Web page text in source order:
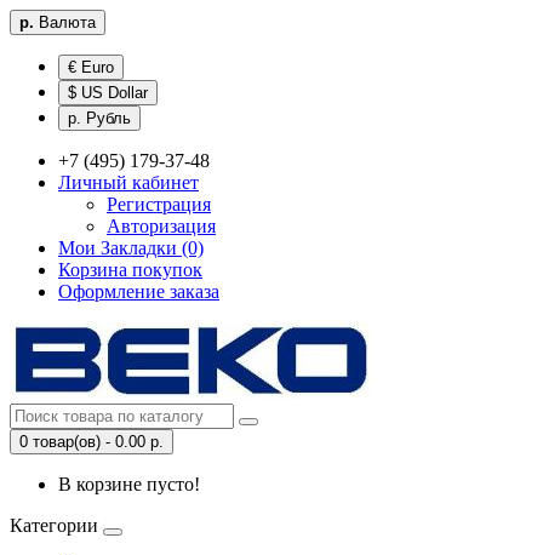
р. Валюта
€ Euro
$ US Dollar
р. Рубль
+7 (495) 179-37-48
Личный кабинет
Регистрация
Авторизация
Мои Закладки (0)
Корзина покупок
Оформление заказа
0 товар(ов) - 0.00 р.
В корзине пусто!
Категории